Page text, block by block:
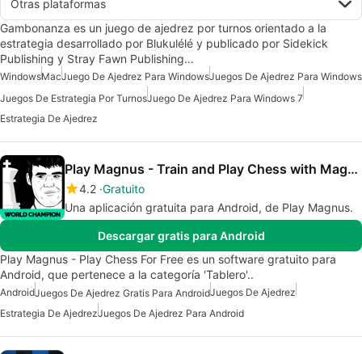
Otras plataformas
Gambonanza es un juego de ajedrez por turnos orientado a la
estrategia desarrollado por Blukulélé y publicado por Sidekick
Publishing y Stray Fawn Publishing…
WindowsMacJuego De Ajedrez Para WindowsJuegos De Ajedrez Para Windows
Juegos De Estrategia Por TurnosJuego De Ajedrez Para Windows 7
Estrategia De Ajedrez
Play Magnus - Train and Play Chess with Magnus
4.2 Gratuito
Una aplicación gratuita para Android, de Play Magnus.
Descargar gratis para Android
Play Magnus - Play Chess For Free es un software gratuito para
Android, que pertenece a la categoría 'Tablero'..
AndroidJuegos De Ajedrez Gratis Para AndroidJuegos De Ajedrez
Estrategia De AjedrezJuegos De Ajedrez Para Android